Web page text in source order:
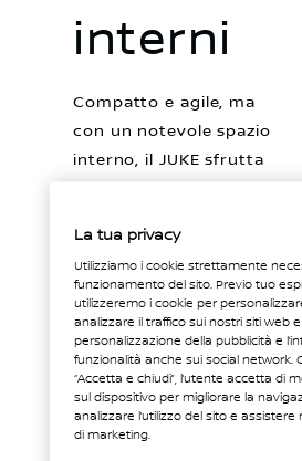
interni
Compatto e agile, ma
con un notevole spazio
interno, il JUKE sfrutta
La tua privacy
Utilizziamo i cookie strettamente
funzionamento del sito. Previo tuo
utilizzeremo i cookie per
analizzare il traffico sui nostri siti web
personalizzazione della pubblicità e
funzionalità anche sui social network.
“Accetta e chiudi”, l’utente accetta di
sul dispositivo per migliorare la
analizzare l’utilizzo del sito e
di marketing.